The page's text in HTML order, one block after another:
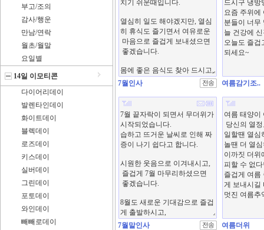
부고/조의
감사/행운
만남/연락
월초/월말
요일별
14일 이모티콘
다이어리데이
발렌타인데이
화이트데이
블렉데이
로즈데이
키스데이
실버데이
그린데이
포토데이
와인데이
빼빼로데이
7월인사 여름감기조..
7월말인사 여름더위